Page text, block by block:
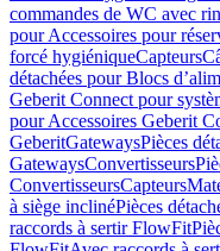
commandes de WC avec
pour Accessoires pour
forcé hygiéniqueCapteurs
détachées pour Blocs
Geberit Connect pour
pour Accessoires Geberit
GeberitGatewaysPièces
GatewaysConvertisseurs
ConvertisseursCapteurs
à siège inclinéPièces
raccords à sertir FlowFit